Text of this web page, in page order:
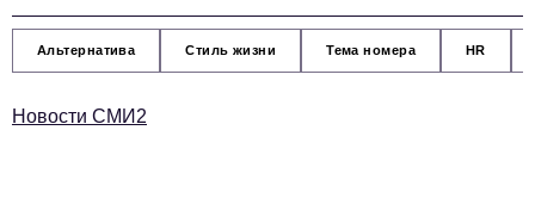
Альтернатива Стиль жизни Тема номера HR
Новости СМИ2